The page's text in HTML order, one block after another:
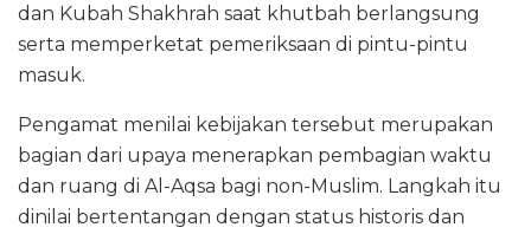
dan Kubah Shakhrah saat khutbah berlangsung
serta memperketat pemeriksaan di pintu-pintu
masuk.
Pengamat menilai kebijakan tersebut merupakan
bagian dari upaya menerapkan pembagian waktu
dan ruang di Al-Aqsa bagi non-Muslim. Langkah itu
dinilai bertentangan dengan status historis dan